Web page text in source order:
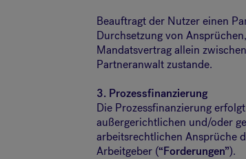
Beauftragt der Nutzer einen
Durchsetzung von
Mandatsvertrag allein
Partneranwalt zustande.
3. Prozessfinanzierung
Die Prozessfinanzierung
außergerichtlichen und/oder
arbeitsrechtlichen Ansprüche
Arbeitgeber (“Forderungen”).